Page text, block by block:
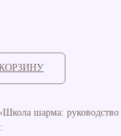
шарма: